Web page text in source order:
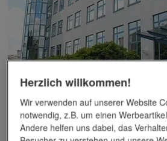
Bereich der Werbemittelveredelung und
Dieses Wissen kommt unseren Kunden
insbesondere wenn es um
Herzlich willkommen!
Wir verwenden auf unserer Website
notwendig, z.B. um einen
Andere helfen uns dabei, das